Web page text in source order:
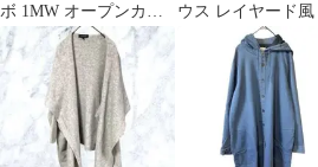
ボ 1MW オープンカラ
ーシャツ S カーキ
ウス レイヤード風
プス ピンク F2⁠